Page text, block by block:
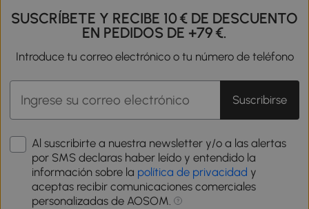
SUSCRÍBETE Y RECIBE 10 € DE DESCUENTO
EN PEDIDOS DE +79 €.
Introduce tu correo electrónico o tu número de teléfono
Suscribirse
Al suscribirte a nuestra newsletter y/o a las alertas
por SMS declaras haber leído y entendido la
información sobre la política de privacidad y
aceptas recibir comunicaciones comerciales
personalizadas de AOSOM.